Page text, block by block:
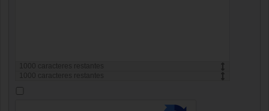
1000
caracteres restantes
1000
caracteres restantes